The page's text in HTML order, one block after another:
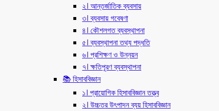
২। আন্তর্জাতিক ব্যবসায়
৩। ব্যবসায় গবেষণা
৪। কৌশলগত ব্যবস্থাপনা
৫। ব্যবস্থাপনা তথ্য পদ্ধতি
৬। প্রশিক্ষণ ও উন্নয়ন
৭। ক্ষতিপূরণ ব্যবস্থাপনা
📚 হিসাববিজ্ঞান
১। প্রায়োগিক হিসাববিজ্ঞান তত্ত্ব
২। উচ্চতর উৎপাদন ব্যয় হিসাববিজ্ঞান